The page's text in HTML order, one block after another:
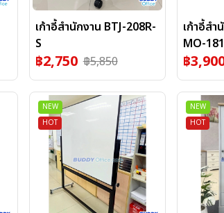
เก้าอี้สำนักงาน BTJ-208R-
S
฿2,750 ฿5,850
เก้าอี้ส
MO-
฿
NEW
HOT
NEW
HOT